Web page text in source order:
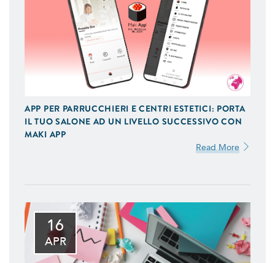
APP PER PARRUCCHIERI E CENTRI ESTETICI: PORTA
IL TUO SALONE AD UN LIVELLO SUCCESSIVO CON
MAKI APP
Read More
16
APR